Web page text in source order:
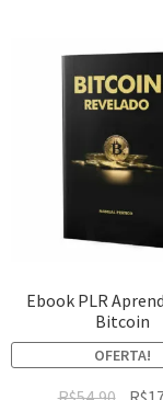
Ebook PLR
Bitcoin
OFERTA!